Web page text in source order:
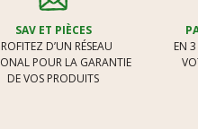
SAV ET PIÈCES
D’UN RÉSEAU
POUR LA GARANTIE
DE VOS PRODUITS
EN